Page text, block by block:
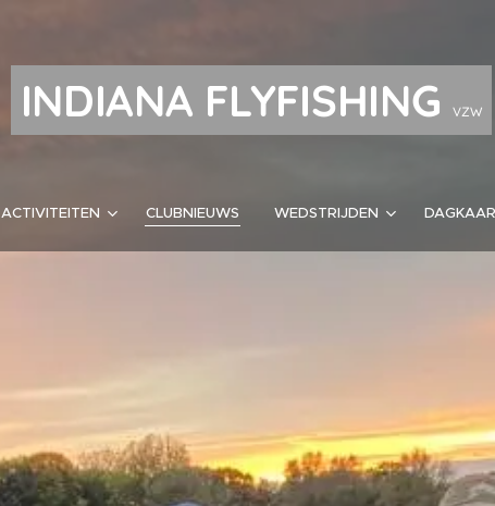
INDIANA FLYFISHINGVZW
ACTIVITEITEN CLUBNIEUWS WEDSTRIJDEN